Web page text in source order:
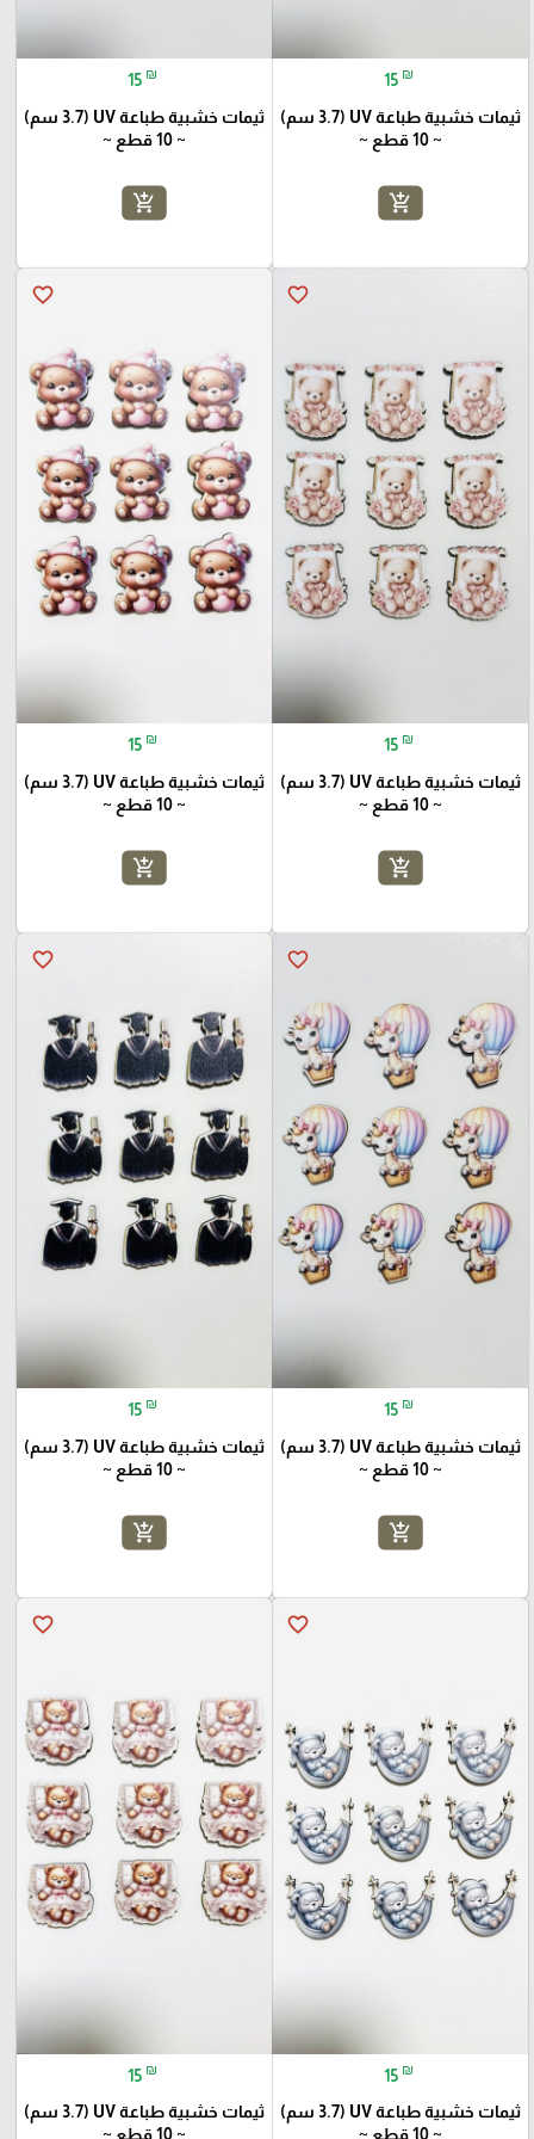
15 ₪
ثيمات خشبية طباعة UV (3.7 سم)
~ 10 قطع ~
add_shopping_cart
15 ₪
ثيمات خشبية طباعة UV (3.7 سم)
~ 10 قطع ~
add_shopping_cart
favorite_border
15 ₪
ثيمات خشبية طباعة UV (3.7 سم)
~ 10 قطع ~
add_shopping_cart
favorite_border
15 ₪
ثيمات خشبية طباعة UV (3.7 سم)
~ 10 قطع ~
add_shopping_cart
favorite_border
15 ₪
ثيمات خشبية طباعة UV (3.7 سم)
~ 10 قطع ~
add_shopping_cart
favorite_border
15 ₪
ثيمات خشبية طباعة UV (3.7 سم)
~ 10 قطع ~
add_shopping_cart
favorite_border
15 ₪
ثيمات خشبية طباعة UV (3.7 سم)
~ 10 قطع ~
favorite_border
15 ₪
ثيمات خشبية طباعة UV (3.7 سم)
~ 10 قطع ~